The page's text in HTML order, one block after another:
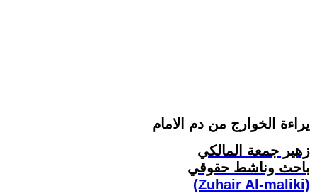
يراءة الخوارج من دم الامام
زهير جمعة المالكي
باحث وناشط حقوقي
(Zuhair Al-maliki)